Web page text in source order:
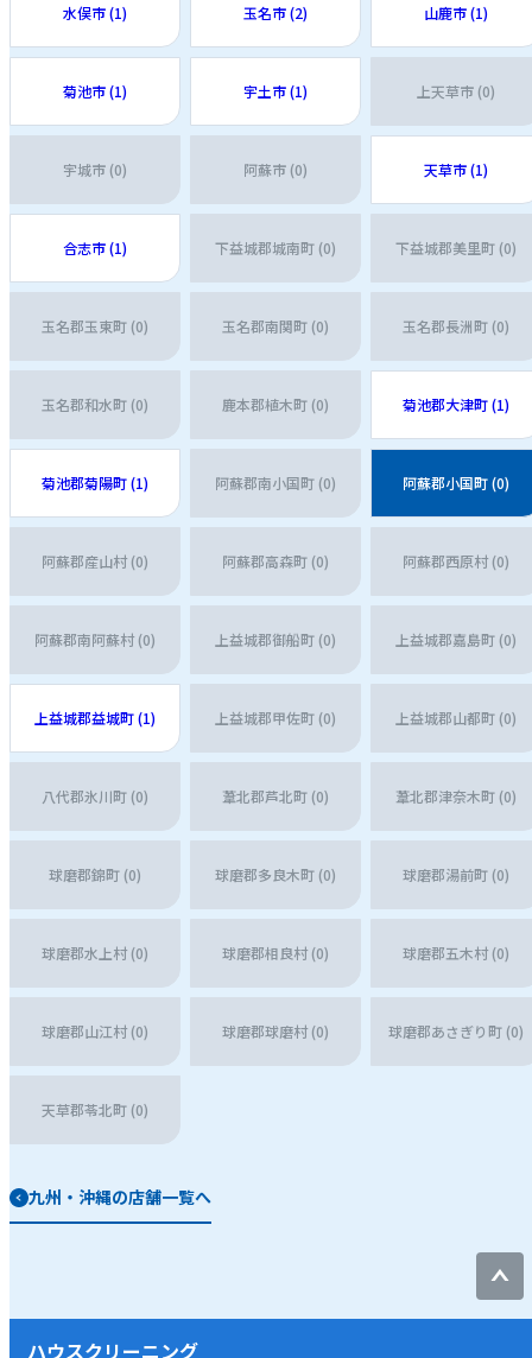
水俣市 (1) 玉名市 (2) 山鹿市 (1)
菊池市 (1) 宇土市 (1) 上天草市 (0)
宇城市 (0) 阿蘇市 (0) 天草市 (1)
合志市 (1) 下益城郡城南町 (0) 下益城郡美里町 (0)
玉名郡玉東町 (0) 玉名郡南関町 (0) 玉名郡長洲町 (0)
玉名郡和水町 (0) 鹿本郡植木町 (0) 菊池郡大津町 (1)
菊池郡菊陽町 (1) 阿蘇郡南小国町 (0) 阿蘇郡小国町 (0)
阿蘇郡産山村 (0) 阿蘇郡高森町 (0) 阿蘇郡西原村 (0)
阿蘇郡南阿蘇村 (0) 上益城郡御船町 (0) 上益城郡嘉島町 (0)
上益城郡益城町 (1) 上益城郡甲佐町 (0) 上益城郡山都町 (0)
八代郡氷川町 (0) 葦北郡芦北町 (0) 葦北郡津奈木町 (0)
球磨郡錦町 (0) 球磨郡多良木町 (0) 球磨郡湯前町 (0)
球磨郡水上村 (0) 球磨郡相良村 (0) 球磨郡五木村 (0)
球磨郡山江村 (0) 球磨郡球磨村 (0) 球磨郡あさぎり町 (0)
天草郡苓北町 (0)
九州・沖縄の店舗一覧へ
ハウスクリーニング